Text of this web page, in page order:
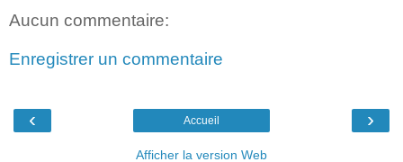
Aucun commentaire:
Enregistrer un commentaire
‹ ›
Accueil
Afficher la version Web